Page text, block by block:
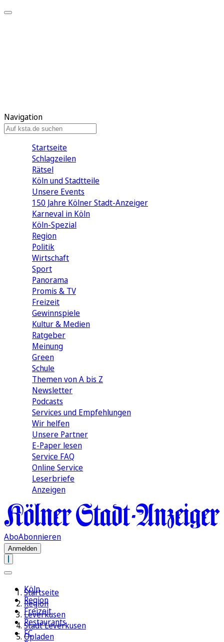
Navigation
Startseite
Schlagzeilen
Rätsel
Köln und Stadtteile
Unsere Events
150 Jahre Kölner Stadt-Anzeiger
Karneval in Köln
Köln-Spezial
Region
Politik
Wirtschaft
Sport
Panorama
Promis & TV
Freizeit
Gewinnspiele
Kultur & Medien
Ratgeber
Meinung
Green
Schule
Themen von A bis Z
Newsletter
Podcasts
Services und Empfehlungen
Wir helfen
Unsere Partner
E-Paper lesen
Service FAQ
Online Service
Leserbriefe
Anzeigen
AboAbonnieren
Anmelden
Köln
Region
Freizeit
Restaurants
FC
Startseite
Region
Leverkusen
Stadt Leverkusen
Opladen